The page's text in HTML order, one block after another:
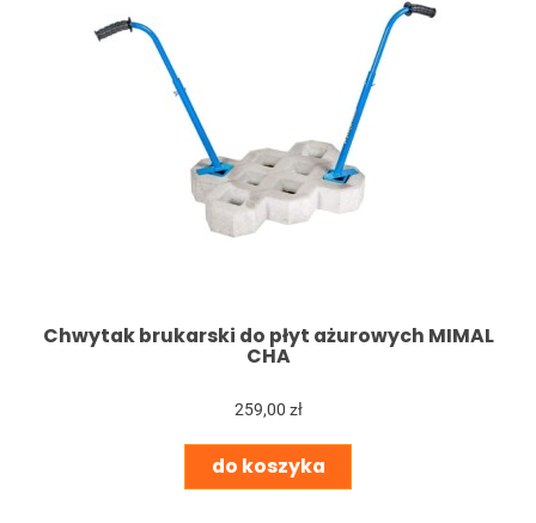
Chwytak brukarski do płyt ażurowych MIMAL
CHA
259,00 zł
do koszyka